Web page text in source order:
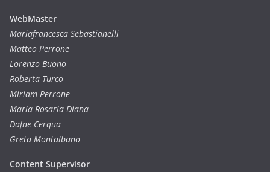
WebMaster
Mariafrancesca Sebastianelli
Matteo Perrone
Lorenzo Buono
Roberta Turco
Miriam Perrone
Maria Rosaria Diana
Dafne Cerqua
Greta Montalbano
Content Supervisor